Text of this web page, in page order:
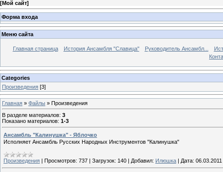
[Мой сайт]
Форма входа
Меню сайта
Главная страница История Ансамбля "Славица" Руководитель Ансамбл...
Categories
Произведения [3]
Главная » Файлы » Произведения
В разделе материалов: 3
Показано материалов: 1-3
Ансамбль "Калинушка" - Яблочко
Исполняет Ансамбль Русских Народных Инструментов "Калинушка"
Произведения | Просмотров: 737 | Загрузок: 140 | Добавил: Илюшка | Дата: 06.03.2011